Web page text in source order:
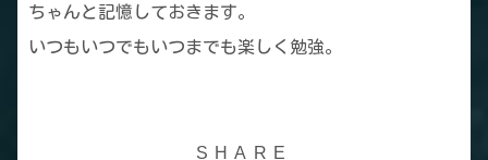
ちゃんと記憶しておきます。
いつもいつでもいつまでも楽しく勉強。